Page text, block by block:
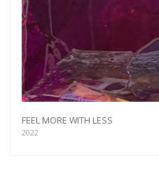
FEEL MORE WITH LESS
2022